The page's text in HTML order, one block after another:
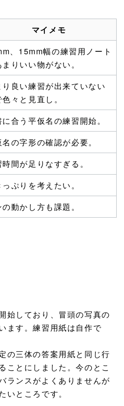
マイメモ
、15mm幅の練習用ノート
りいい物がない。
り良い練習が出来ていない
々と見直し。
合う平仮名の練習開始。
の字形の確認が必要。
間が足りなすぎる。
ぷりを考えたい。
動かし方も課題。
始しており、冒頭の写真の
ます。練習用紙は自作で
の三体の答案用紙と同じ行
ことにしました。今のとこ
ランスがよくありませんが
いところです。